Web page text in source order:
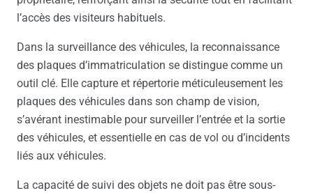
l’accès des visiteurs habituels.
Dans la surveillance des véhicules, la reconnaissance
des plaques d’immatriculation se distingue comme un
outil clé. Elle capture et répertorie méticuleusement les
plaques des véhicules dans son champ de vision,
s’avérant inestimable pour surveiller l’entrée et la sortie
des véhicules, et essentielle en cas de vol ou d’incidents
liés aux véhicules.
La capacité de suivi des objets ne doit pas être sous-